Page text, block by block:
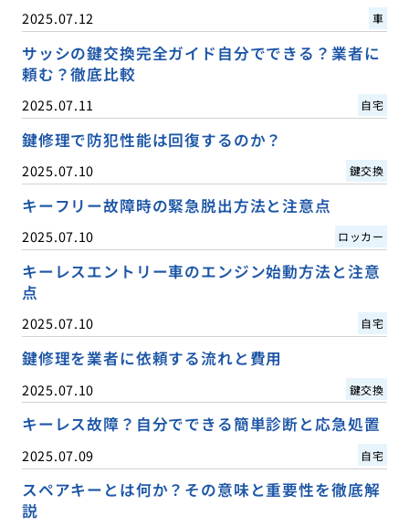
2025.07.12 車
サッシの鍵交換完全ガイド自分でできる？業者に
頼む？徹底比較
2025.07.11 自宅
鍵修理で防犯性能は回復するのか？
2025.07.10 鍵交換
キーフリー故障時の緊急脱出方法と注意点
2025.07.10 ロッカー
キーレスエントリー車のエンジン始動方法と注意
点
2025.07.10 自宅
鍵修理を業者に依頼する流れと費用
2025.07.10 鍵交換
キーレス故障？自分でできる簡単診断と応急処置
2025.07.09 自宅
スペアキーとは何か？その意味と重要性を徹底解
説